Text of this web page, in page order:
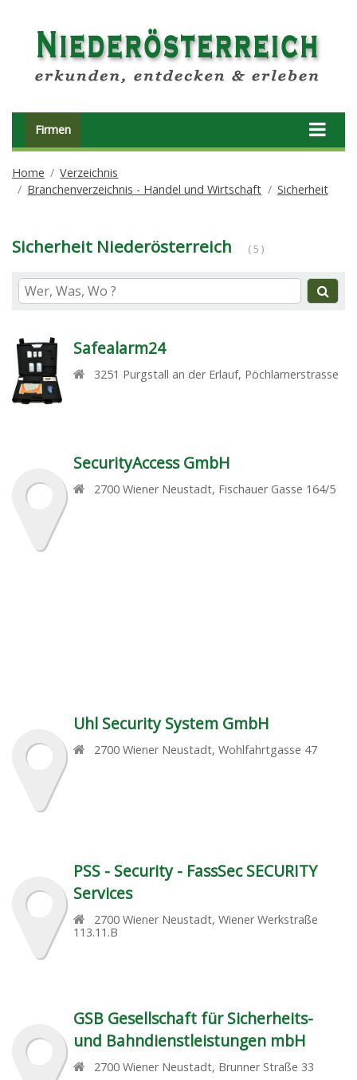
Firmen
Home
Verzeichnis
Branchenverzeichnis - Handel und Wirtschaft
Sicherheit
Sicherheit Niederösterreich ( 5 )
Safealarm24
3251 Purgstall an der Erlauf, Pöchlarnerstrasse
SecurityAccess GmbH
2700 Wiener Neustadt, Fischauer Gasse 164/5
Uhl Security System GmbH
2700 Wiener Neustadt,Wohlfahrtgasse 47
PSS - Security - FassSec SECURITY
Services
2700 Wiener Neustadt,Wiener Werkstraße
113.11.B
GSB Gesellschaft für Sicherheits-
und Bahndienstleistungen mbH
2700 Wiener Neustadt, Brunner Straße 33